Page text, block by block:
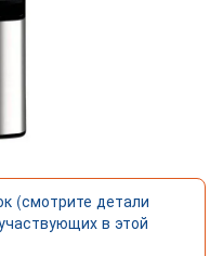
(смотрите детали
в этой